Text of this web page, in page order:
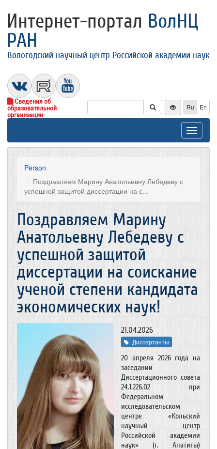
Интернет-портал ВолНЦ
РАН
Вологодский научный центр Российской академии наук
Сведения об
образовательной
организации
Ru En
Toggle
Person
Поздравляем Марину Анатольевну Лебедеву с
успешной защитой диссертации на с...
Поздравляем Марину
Анатольевну Лебедеву с
успешной защитой
диссертации на соискание
ученой степени кандидата
экономических наук!
21.04.2026
Диссертанты
20 апреля 2026 года на
заседании
Диссертационного совета
24.1.226.02 при
Федеральном
исследовательском
центре «Кольский
научный центр
Российской академии
наук» (г. Апатиты)